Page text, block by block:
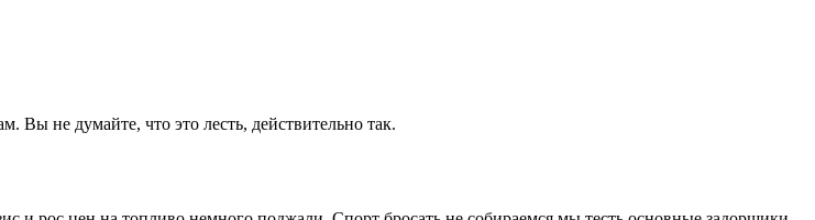
Вы не думайте, что это лесть, действительно так.